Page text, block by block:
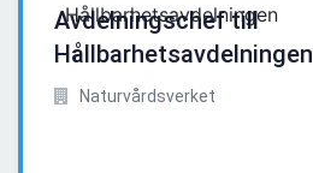
Avdelningschef till
Hållbarhetsavdelningen
Naturvårdsverket